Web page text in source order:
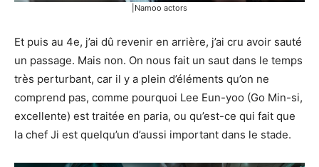
|Namoo actors
Et puis au 4e, j’ai dû revenir en arrière, j’ai cru avoir sauté
un passage. Mais non. On nous fait un saut dans le temps
très perturbant, car il y a plein d’éléments qu’on ne
comprend pas, comme pourquoi Lee Eun-yoo (Go Min-si,
excellente) est traitée en paria, ou qu’est-ce qui fait que
la chef Ji est quelqu’un d’aussi important dans le stade.